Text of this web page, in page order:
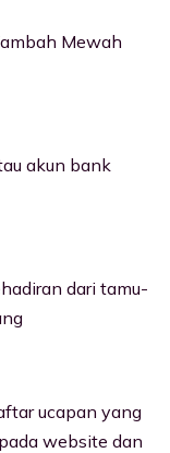
Mewah
akun bank
dari tamu-
ucapan yang
website dan